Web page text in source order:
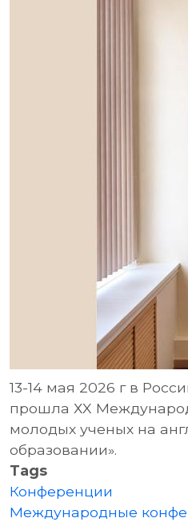
13-14 мая 2026 г в
прошла ХX
молодых ученых на
образовании».
Tags
Конференции
Международные